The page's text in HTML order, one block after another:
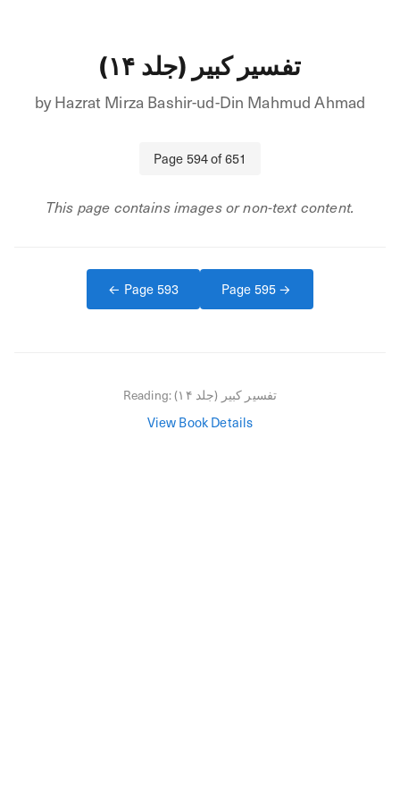
تفسیر کبیر (جلد ۱۴)
byHazrat Mirza Bashir-ud-Din Mahmud Ahmad
Page 594of651
This page contains images or non-text content.
← Page 593 Page 595 →
Reading: تفسیر کبیر (جلد ۱۴)
View Book Details